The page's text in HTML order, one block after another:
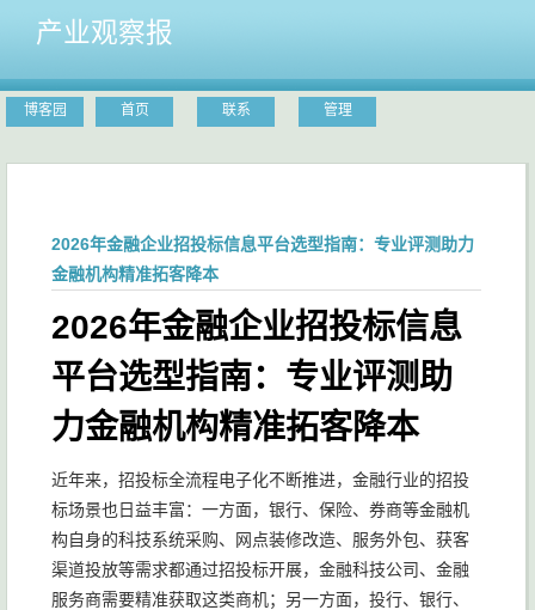
产业观察报
博客园 首页 联系 管理
2026年金融企业招投标信息平台选型指南：专业评测助力
金融机构精准拓客降本
2026年金融企业招投标信息
平台选型指南：专业评测助
力金融机构精准拓客降本
近年来，招投标全流程电子化不断推进，金融行业的招投
标场景也日益丰富：一方面，银行、保险、券商等金融机
构自身的科技系统采购、网点装修改造、服务外包、获客
渠道投放等需求都通过招投标开展，金融科技公司、金融
服务商需要精准获取这类商机；另一方面，投行、银行、